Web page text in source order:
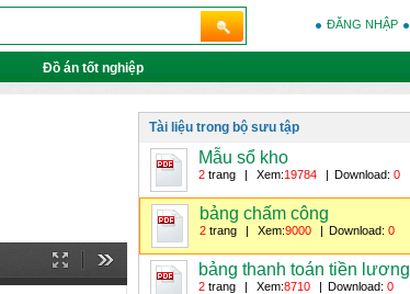
ĐĂNG NHẬP
Đồ án tốt nghiệp
Presentation
Mode
Tools
Tài liệu trong bộ sưu tập
Mẫu sổ kho
2 trang | Xem:19784 | Download: 0
bảng chấm công
2 trang | Xem:9000 | Download: 0
bảng thanh toán tiền lương
2 trang | Xem:8710 | Download: 0